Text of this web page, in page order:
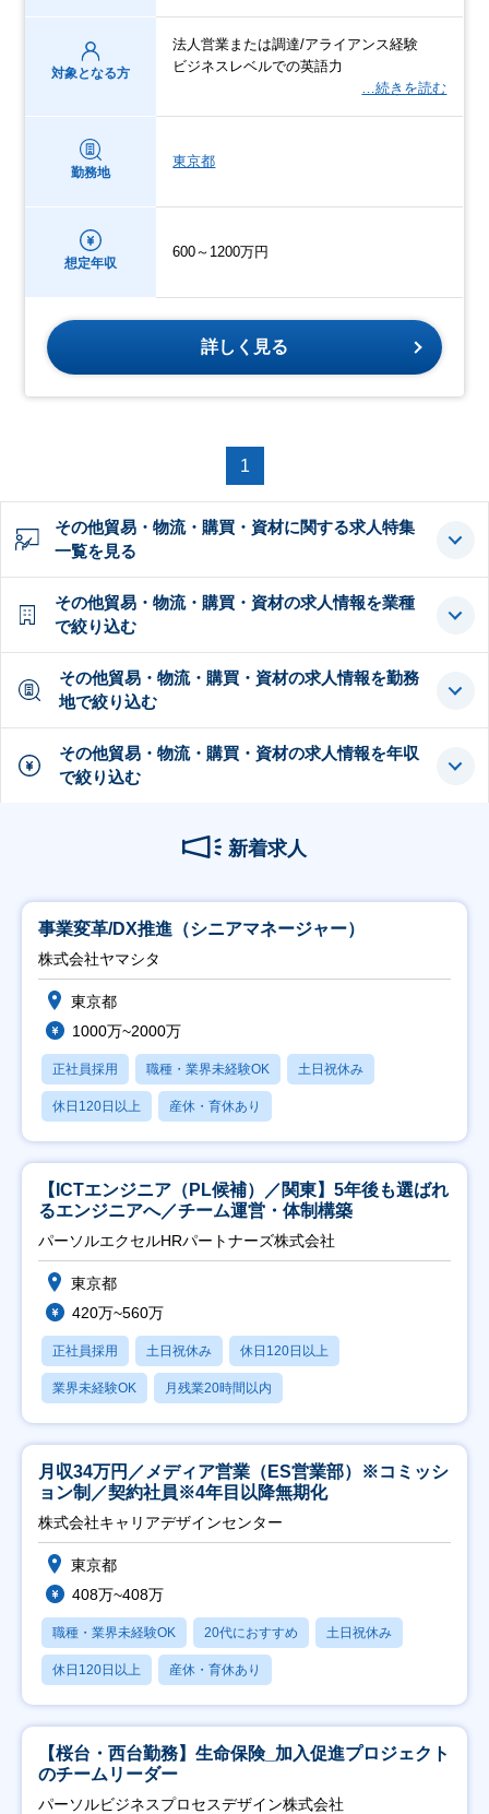
対象となる方
法人営業または調達/アライアンス経験
ビジネスレベルでの英語力
…続きを読む
勤務地
東京都
想定年収
600～1200万円
詳しく見る
1
その他貿易・物流・購買・資材に関する求人特集
一覧を見る
その他貿易・物流・購買・資材の求人情報を業種
で絞り込む
その他貿易・物流・購買・資材の求人情報を勤務
地で絞り込む
その他貿易・物流・購買・資材の求人情報を年収
で絞り込む
新着求人
事業変革/DX推進（シニアマネージャー）
株式会社ヤマシタ
東京都
1000万~2000万
正社員採用 職種・業界未経験OK 土日祝休み
休日120日以上 産休・育休あり
【ICTエンジニア（PL候補）／関東】5年後も選ばれ
るエンジニアへ／チーム運営・体制構築
パーソルエクセルHRパートナーズ株式会社
東京都
420万~560万
正社員採用 土日祝休み 休日120日以上
業界未経験OK 月残業20時間以内
月収34万円／メディア営業（ES営業部）※コミッシ
ョン制／契約社員※4年目以降無期化
株式会社キャリアデザインセンター
東京都
408万~408万
職種・業界未経験OK 20代におすすめ 土日祝休み
休日120日以上 産休・育休あり
【桜台・西台勤務】生命保険_加入促進プロジェクト
のチームリーダー
パーソルビジネスプロセスデザイン株式会社